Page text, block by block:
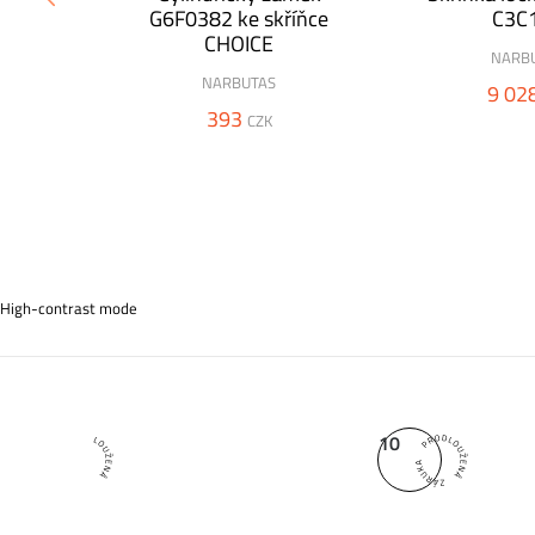
G6F0382 ke skříňce
CHOICE
NARBUTAS
393 CZK
9
High-contrast mode
10